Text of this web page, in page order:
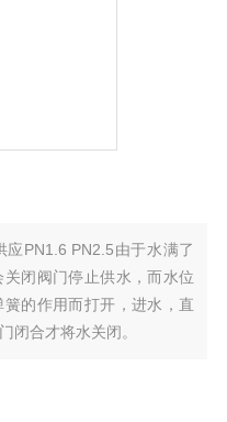
应PN1.6 PN2.5由于水满了
闭阀门停止供水，而水位
的作用而打开，进水，直
闭合才将水关闭。